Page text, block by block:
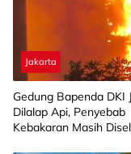
Jakarta
Gedung Bapenda DKI
Dilalap Api, Penyebab
Kebakaran Masih